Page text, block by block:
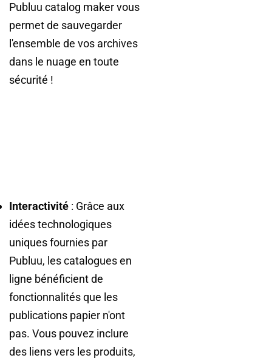
Publuu catalog maker vous
permet de sauvegarder
l'ensemble de vos archives
dans le nuage en toute
sécurité !
Interactivité : Grâce aux
idées technologiques
uniques fournies par
Publuu, les catalogues en
ligne bénéficient de
fonctionnalités que les
publications papier n'ont
pas. Vous pouvez inclure
des liens vers les produits,